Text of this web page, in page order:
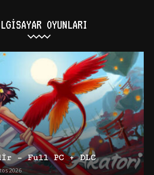
OYUNLARI
– Full PC + DLC
2026